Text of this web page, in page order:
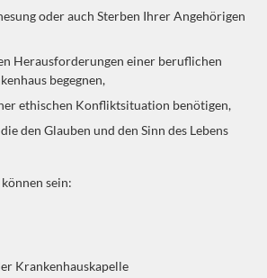
oder auch Sterben Ihrer Angehörigen
Herausforderungen einer beruflichen
begegnen,
ethischen Konfliktsituation benötigen,
den Glauben und den Sinn des Lebens
sein:
Krankenhauskapelle